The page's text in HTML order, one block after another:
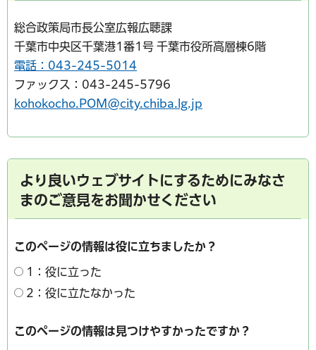
総合政策局市長公室広報広聴課
千葉市中央区千葉港1番1号 千葉市役所高層棟6階
電話：043-245-5014
ファックス：043-245-5796
kohokocho.POM@city.chiba.lg.jp
より良いウェブサイトにするためにみなさ
まのご意見をお聞かせください
このページの情報は役に立ちましたか？
1：役に立った
2：役に立たなかった
このページの情報は見つけやすかったですか？